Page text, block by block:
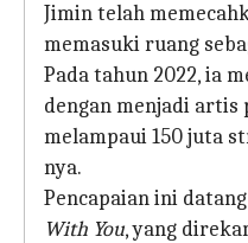
Jimin telah
memasuki ruang
Pada tahun 2022, ia
dengan menjadi artis
melampaui 150 juta
nya.
Pencapaian ini
With You, yang